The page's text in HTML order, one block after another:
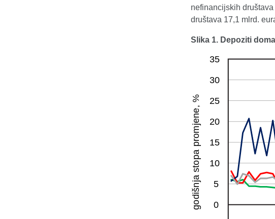
nefinancijskih
društava 17,1 mlrd.
Slika 1. Depoziti